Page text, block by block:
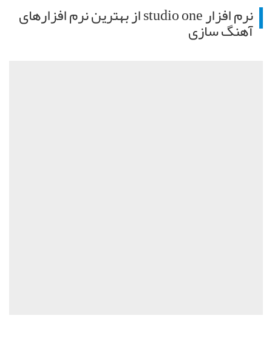
نرم افزار studio one از بهترین نرم افزارهای
آهنگ سازی